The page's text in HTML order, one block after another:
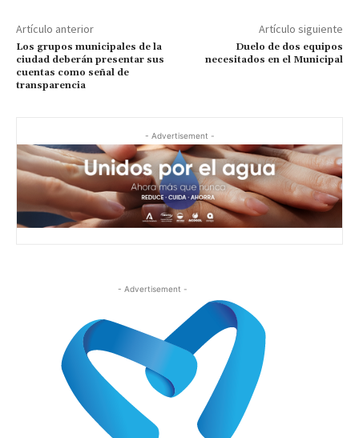
Artículo anterior
Los grupos municipales de la
ciudad deberán presentar sus
cuentas como señal de
transparencia
Artículo siguiente
Duelo de dos equipos
necesitados en el Municipal
- Advertisement -
- Advertisement -